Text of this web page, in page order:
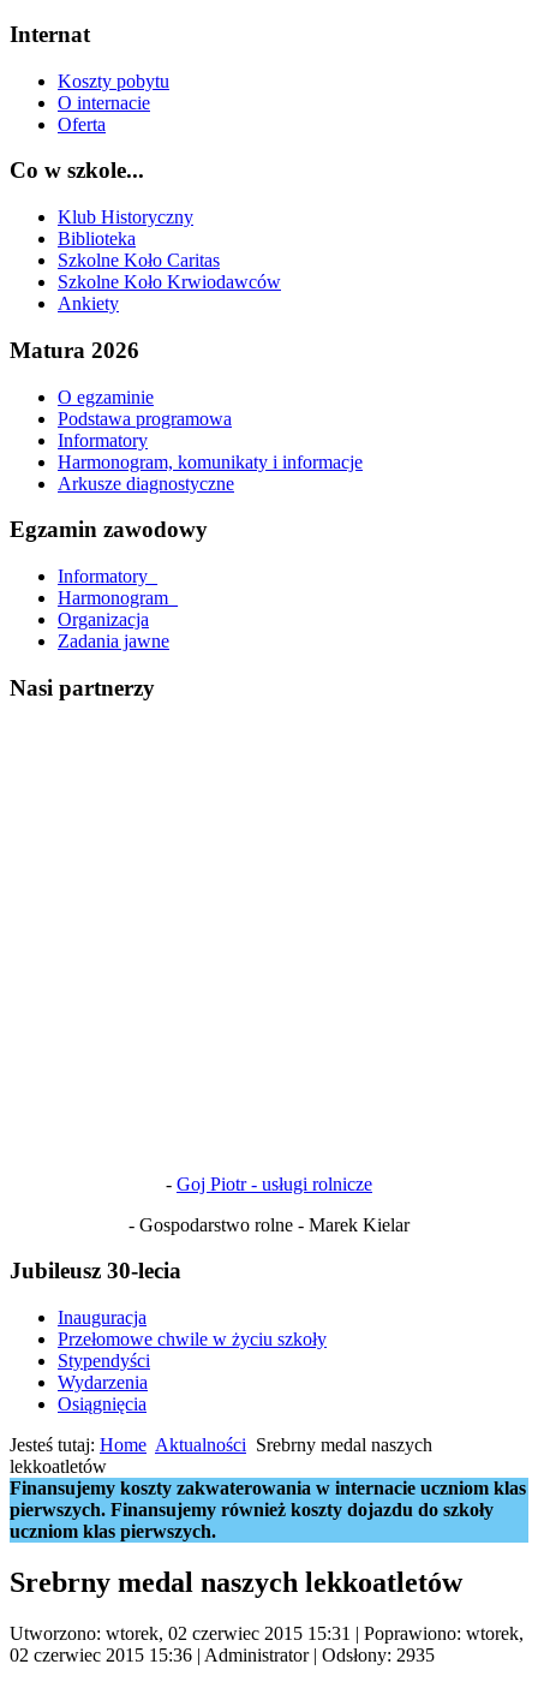
Internat
Koszty pobytu
O internacie
Oferta
Co w szkole...
Klub Historyczny
Biblioteka
Szkolne Koło Caritas
Szkolne Koło Krwiodawców
Ankiety
Matura 2026
O egzaminie
Podstawa programowa
Informatory
Harmonogram, komunikaty i informacje
Arkusze diagnostyczne
Egzamin zawodowy
Informatory_
Harmonogram_
Organizacja
Zadania jawne
Nasi partnerzy
- Goj Piotr - usługi rolnicze
- Gospodarstwo rolne - Marek Kielar
Jubileusz 30-lecia
Inauguracja
Przełomowe chwile w życiu szkoły
Stypendyści
Wydarzenia
Osiągnięcia
Jesteś tutaj: Home Aktualności Srebrny medal naszych
lekkoatletów
Finansujemy koszty zakwaterowania w internacie uczniom klas
pierwszych. Finansujemy również koszty dojazdu do szkoły
uczniom klas pierwszych.
Srebrny medal naszych lekkoatletów
Utworzono: wtorek, 02 czerwiec 2015 15:31 | Poprawiono: wtorek,
02 czerwiec 2015 15:36 | Administrator| Odsłony: 2935